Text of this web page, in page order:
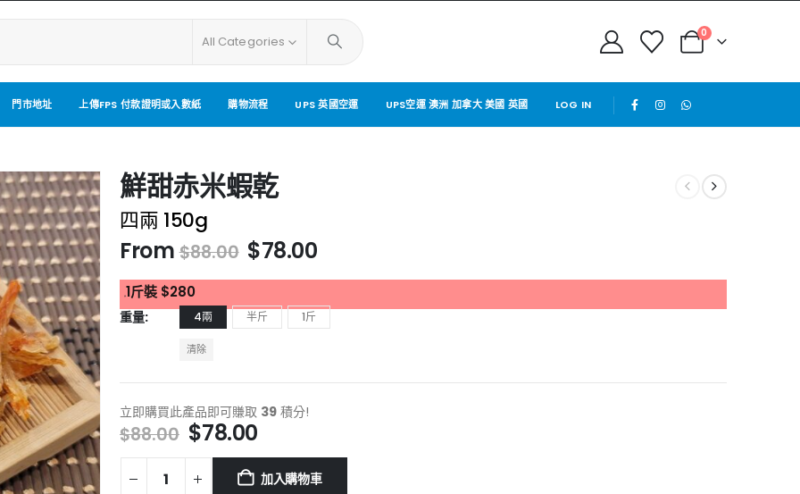
All Categories
0
門市地址 上傳FPS 付款證明或入數紙 購物流程 UPS 英國空運 UPS空運 澳洲 加拿大 美國 英國 LOG IN
鮮甜赤米蝦乾
四兩 150g
From $88.00 $78.00
1斤裝 $280
重量 4兩 半斤 1斤
清除
立即購買此產品即可賺取 39積分!
$88.00 $78.00
加入購物車